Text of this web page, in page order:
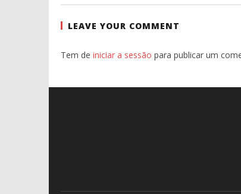
LEAVE YOUR COMMENT
Tem de iniciar a sessão para publicar um